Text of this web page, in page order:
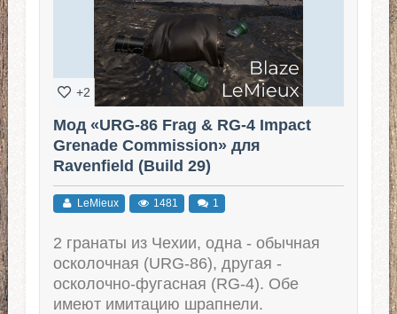
+2
Мод «URG-86 Frag & RG-4 Impact
Grenade Commission» для
Ravenfield (Build 29)
LeMieux 1481 1
2 гранаты из Чехии, одна - обычная
осколочная (URG-86), другая -
осколочно-фугасная (RG-4). Обе
имеют имитацию шрапнели.